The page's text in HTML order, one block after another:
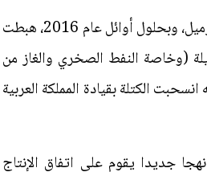
قبل ما يزيد قليلا على ثلاث سنوات، كان سعر النفط (خام غرب تكساس الوسيط) أعلى من 100 دولار للبرميل، وبحلول أوائل عام 2016، هبطت
البديلة (وخاصة النفط الصخري والغاز من
الكتلة بقيادة المملكة العربية
جديدا يقوم على اتفاق الإنتاج